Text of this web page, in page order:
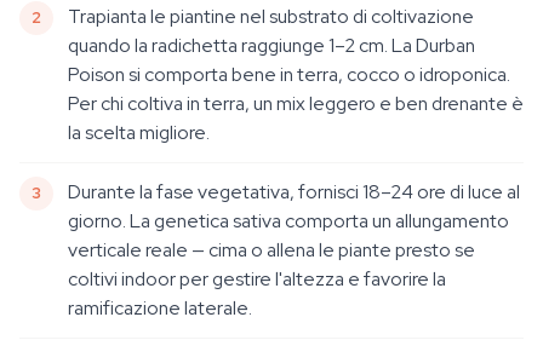
Trapianta le piantine nel substrato di coltivazione
quando la radichetta raggiunge 1–2 cm. La Durban
Poison si comporta bene in terra, cocco o idroponica.
Per chi coltiva in terra, un mix leggero e ben drenante è
la scelta migliore.
Durante la fase vegetativa, fornisci 18–24 ore di luce al
giorno. La genetica sativa comporta un allungamento
verticale reale — cima o allena le piante presto se
coltivi indoor per gestire l'altezza e favorire la
ramificazione laterale.